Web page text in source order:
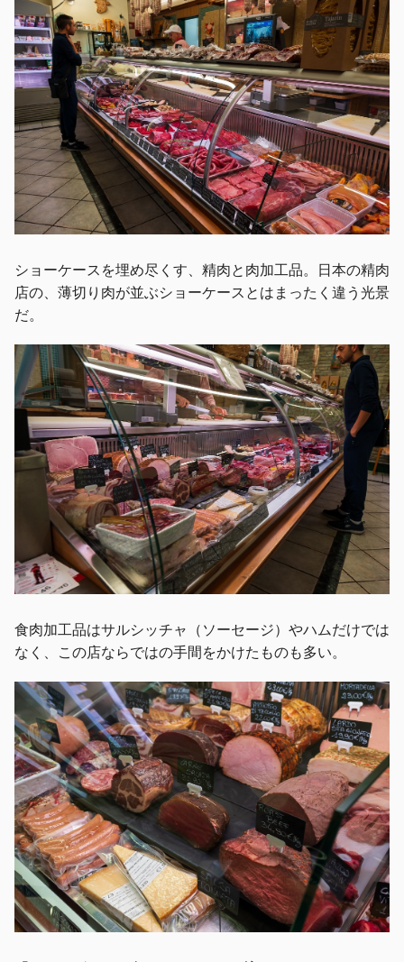
ショーケースを埋め尽くす、精肉と肉加工品。日本の精肉
店の、薄切り肉が並ぶショーケースとはまったく違う光景
だ。
食肉加工品はサルシッチャ（ソーセージ）やハムだけでは
なく、この店ならではの手間をかけたものも多い。